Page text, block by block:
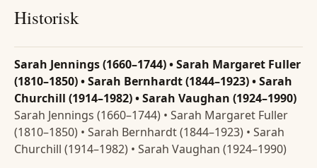
Historisk
Sarah Jennings (1660–1744) • Sarah Margaret Fuller
(1810–1850) • Sarah Bernhardt (1844–1923) • Sarah
Churchill (1914–1982) • Sarah Vaughan (1924–1990)
Sarah Jennings (1660–1744) • Sarah Margaret Fuller
(1810–1850) • Sarah Bernhardt (1844–1923) • Sarah
Churchill (1914–1982) • Sarah Vaughan (1924–1990)